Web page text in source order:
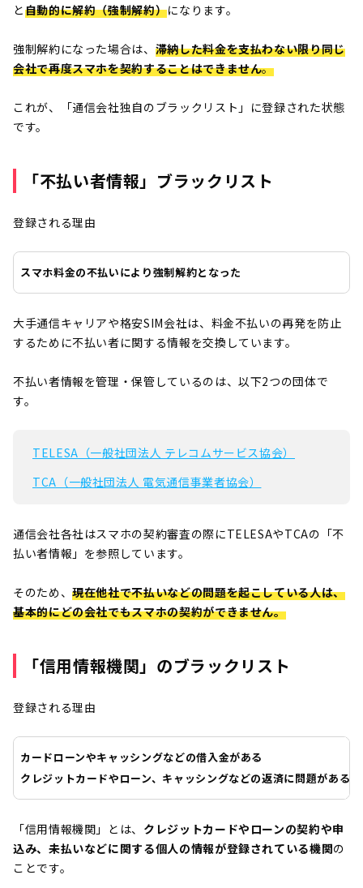
と自動的に解約（強制解約）になります。
強制解約になった場合は、 滞納した料金を支払わない限り同じ
会社で再度スマホを契約することはできません。
これが、「通信会社独自のブラックリスト」に登録された状態
です。
「不払い者情報」ブラックリスト
登録される理由
スマホ料金の不払いにより強制解約となった
大手通信キャリアや格安SIM会社は、料金不払いの再発を防止
するために不払い者に関する情報を交換しています。
不払い者情報を管理・保管しているのは、以下2つの団体で
す。
TELESA（一般社団法人 テレコムサービス協会）
TCA（一般社団法人 電気通信事業者協会）
通信会社各社はスマホの契約審査の際にTELESAやTCAの「不
払い者情報」を参照しています。
そのため、現在他社で不払いなどの問題を起こしている人は、
基本的にどの会社でもスマホの契約ができません。
「信用情報機関」のブラックリスト
登録される理由
カードローンやキャッシングなどの借入金がある
クレジットカードやローン、キャッシングなどの返済に問題がある
「信用情報機関」とは、 クレジットカードやローンの契約や申
込み、未払いなどに関する個人の情報が登録されている機関の
ことです。